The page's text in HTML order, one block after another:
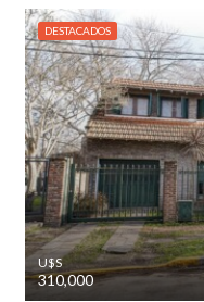
DESTACADOS
U$S
310,000